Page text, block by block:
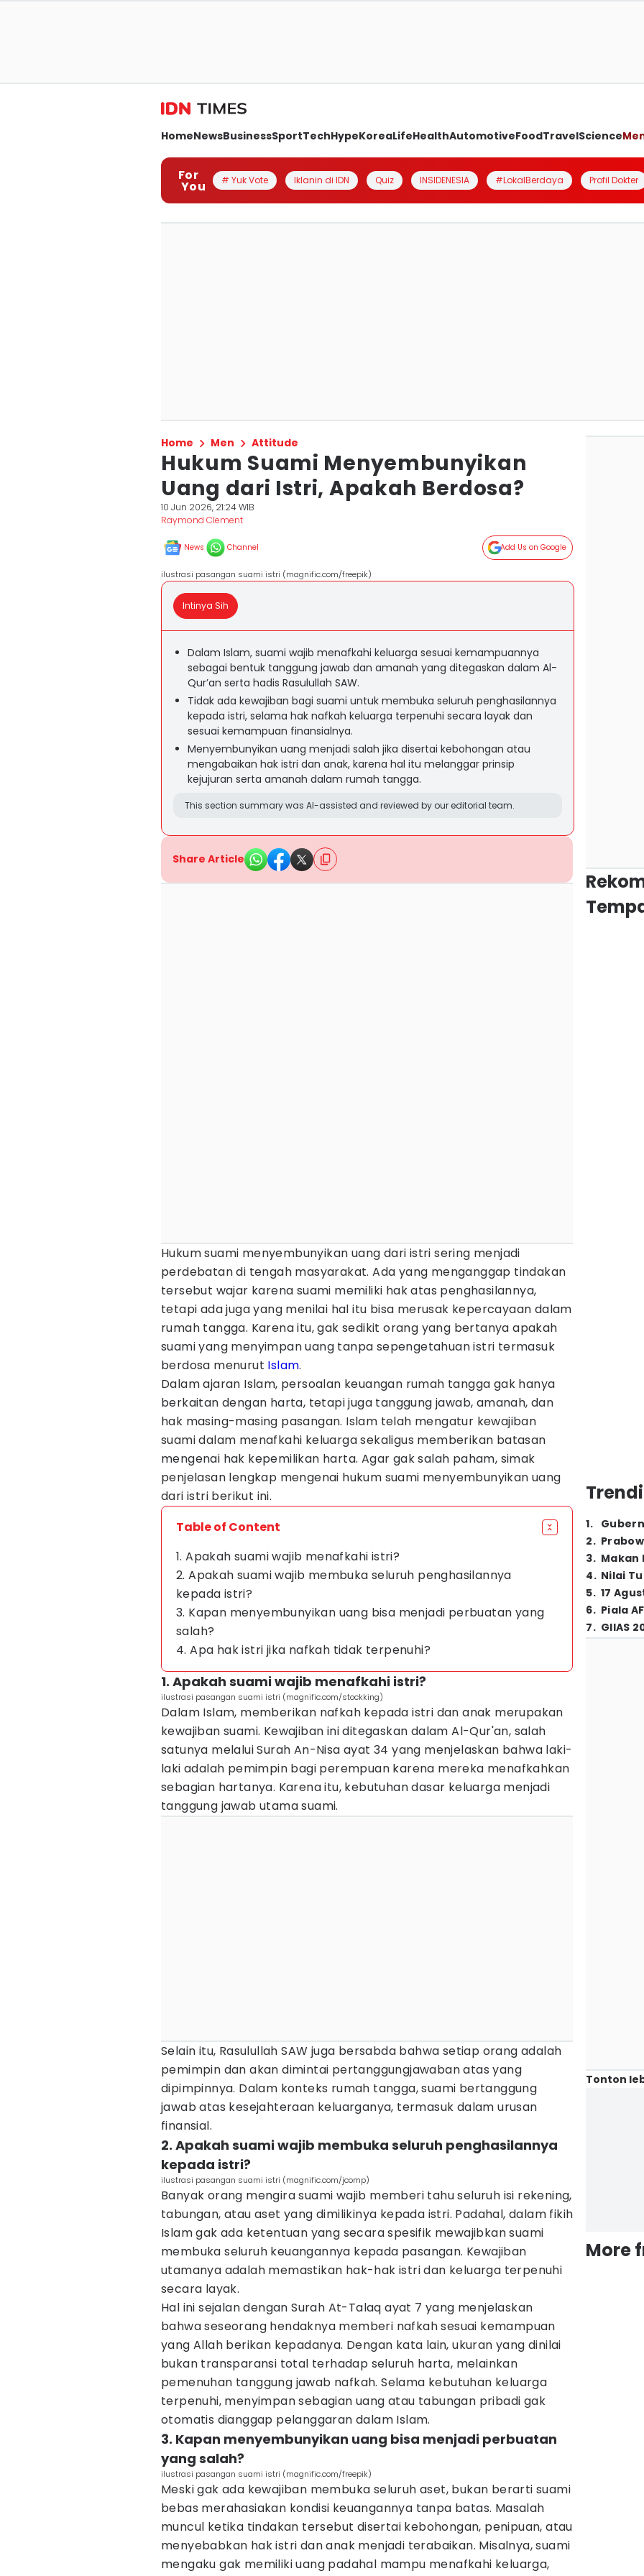
HomeNewsBusinessSportTechHypeKoreaLifeHealthAutomotiveFoodTravelScience
For
You # Yuk Vote Iklanin di IDN Quiz INSIDENESIA #LokalBerdaya Profil Dokter
Home Men Attitude
Hukum Suami Menyembunyikan
Uang dari Istri, Apakah Berdosa?
10 Jun 2026, 21:24 WIB
Raymond Clement
News Channel Add Us on Google
ilustrasi pasangan suami istri (magnific.com/freepik)
Intinya Sih
Dalam Islam, suami wajib menafkahi keluarga sesuai kemampuannya
sebagai bentuk tanggung jawab dan amanah yang ditegaskan dalam Al-
Qur’an serta hadis Rasulullah SAW.
Tidak ada kewajiban bagi suami untuk membuka seluruh penghasilannya
kepada istri, selama hak nafkah keluarga terpenuhi secara layak dan
sesuai kemampuan finansialnya.
Menyembunyikan uang menjadi salah jika disertai kebohongan atau
mengabaikan hak istri dan anak, karena hal itu melanggar prinsip
kejujuran serta amanah dalam rumah tangga.
This section summary was AI-assisted and reviewed by our editorial team.
Share Article
Hukum suami menyembunyikan uang dari istri sering menjadi
perdebatan di tengah masyarakat. Ada yang menganggap tindakan
tersebut wajar karena suami memiliki hak atas penghasilannya,
tetapi ada juga yang menilai hal itu bisa merusak kepercayaan dalam
rumah tangga. Karena itu, gak sedikit orang yang bertanya apakah
suami yang menyimpan uang tanpa sepengetahuan istri termasuk
berdosa menurut Islam.
Dalam ajaran Islam, persoalan keuangan rumah tangga gak hanya
berkaitan dengan harta, tetapi juga tanggung jawab, amanah, dan
hak masing-masing pasangan. Islam telah mengatur kewajiban
suami dalam menafkahi keluarga sekaligus memberikan batasan
mengenai hak kepemilikan harta. Agar gak salah paham, simak
penjelasan lengkap mengenai hukum suami menyembunyikan uang
dari istri berikut ini.
Table of Content
1. Apakah suami wajib menafkahi istri?
2. Apakah suami wajib membuka seluruh penghasilannya
kepada istri?
3. Kapan menyembunyikan uang bisa menjadi perbuatan yang
salah?
4. Apa hak istri jika nafkah tidak terpenuhi?
1. Apakah suami wajib menafkahi istri?
ilustrasi pasangan suami istri (magnific.com/stockking)
Dalam Islam, memberikan nafkah kepada istri dan anak merupakan
kewajiban suami. Kewajiban ini ditegaskan dalam Al-Qur'an, salah
satunya melalui Surah An-Nisa ayat 34 yang menjelaskan bahwa laki-
laki adalah pemimpin bagi perempuan karena mereka menafkahkan
sebagian hartanya. Karena itu, kebutuhan dasar keluarga menjadi
tanggung jawab utama suami.
Selain itu, Rasulullah SAW juga bersabda bahwa setiap orang adalah
pemimpin dan akan dimintai pertanggungjawaban atas yang
dipimpinnya. Dalam konteks rumah tangga, suami bertanggung
jawab atas kesejahteraan keluarganya, termasuk dalam urusan
finansial.
2. Apakah suami wajib membuka seluruh penghasilannya
kepada istri?
ilustrasi pasangan suami istri (magnific.com/jcomp)
Banyak orang mengira suami wajib memberi tahu seluruh isi rekening,
tabungan, atau aset yang dimilikinya kepada istri. Padahal, dalam fikih
Islam gak ada ketentuan yang secara spesifik mewajibkan suami
membuka seluruh keuangannya kepada pasangan. Kewajiban
utamanya adalah memastikan hak-hak istri dan keluarga terpenuhi
secara layak.
Hal ini sejalan dengan Surah At-Talaq ayat 7 yang menjelaskan
bahwa seseorang hendaknya memberi nafkah sesuai kemampuan
yang Allah berikan kepadanya. Dengan kata lain, ukuran yang dinilai
bukan transparansi total terhadap seluruh harta, melainkan
pemenuhan tanggung jawab nafkah. Selama kebutuhan keluarga
terpenuhi, menyimpan sebagian uang atau tabungan pribadi gak
otomatis dianggap pelanggaran dalam Islam.
3. Kapan menyembunyikan uang bisa menjadi perbuatan
yang salah?
ilustrasi pasangan suami istri (magnific.com/freepik)
Meski gak ada kewajiban membuka seluruh aset, bukan berarti suami
bebas merahasiakan kondisi keuangannya tanpa batas. Masalah
muncul ketika tindakan tersebut disertai kebohongan, penipuan, atau
menyebabkan hak istri dan anak menjadi terabaikan. Misalnya, suami
mengaku gak memiliki uang padahal mampu menafkahi keluarga,
1.
2.
3. Makan
4. Nilai
5. 17
6. Piala
7. GIIAS
Tonton
More